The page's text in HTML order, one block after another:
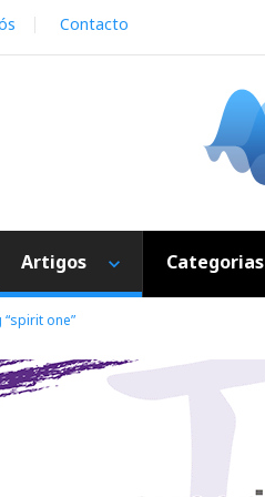
Contacto
Artigos Categorias
one”